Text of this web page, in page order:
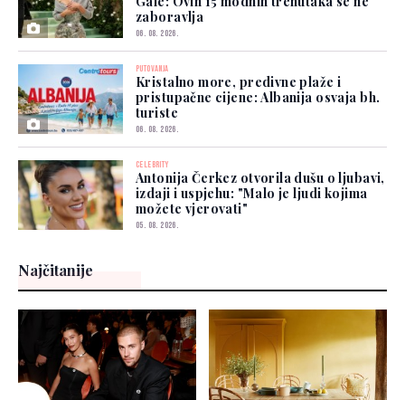
zaboravlja
06. 08. 2026.
PUTOVANJA
Kristalno more, predivne plaže i
pristupačne cijene: Albanija osvaja bh.
turiste
06. 08. 2026.
CELEBRITY
Antonija Čerkez otvorila dušu o ljubavi,
izdaji i uspjehu: "Malo je ljudi kojima
možete vjerovati"
05. 08. 2026.
Najčitanije